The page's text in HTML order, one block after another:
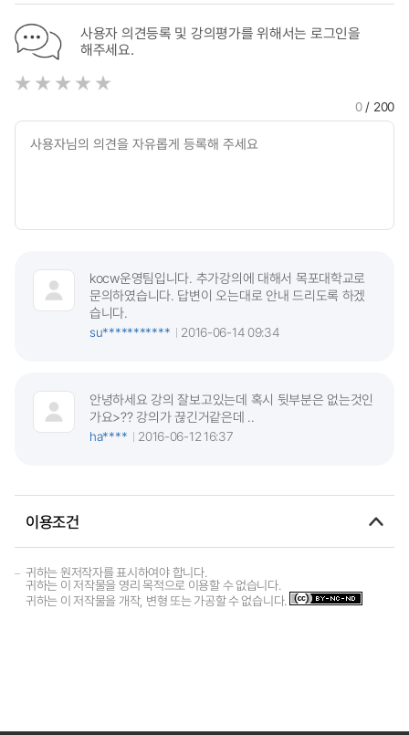
사용자 의견등록 및 강의평가를 위해서는 로그인을
해주세요.
0/ 200
kocw운영팀입니다. 추가강의에 대해서 목포대학교로
문의하였습니다. 답변이 오는대로 안내 드리도록 하겠
습니다.
su***********
2016-06-14 09:34
안녕하세요 강의 잘보고있는데 혹시 뒷부분은 없는것인
가요>?? 강의가 끊긴거같은데 ..
ha****
2016-06-12 16:37
이용조건
귀하는 원저작자를 표시하여야 합니다.
귀하는 이 저작물을 영리 목적으로 이용할 수 없습니다.
귀하는 이 저작물을 개작, 변형 또는 가공할 수 없습니다.